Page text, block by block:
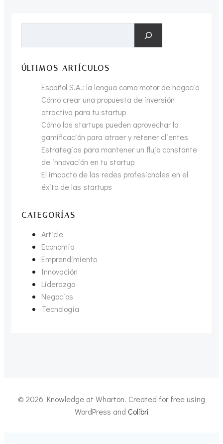
ÚLTIMOS ARTÍCULOS
Español S.A.: la lengua como motor de negocio
Cómo crear una propuesta de inversión
atractiva para tu startup
Cómo las startups pueden aprovechar la
gamificación para atraer y retener clientes
Estrategias para mantener un flujo constante
de innovación en tu startup
El impacto de las redes profesionales en el
éxito de las startups
CATEGORÍAS
Article
Economía
Emprendimiento
Innovación
Liderazgo
Negocios
Tecnología
© 2026 Knowledge at Wharton. Created for free using
WordPress and Colibri